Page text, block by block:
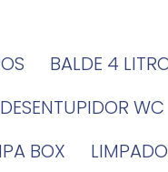
BALDE 4
DESENTUPIDOR WC
BOX